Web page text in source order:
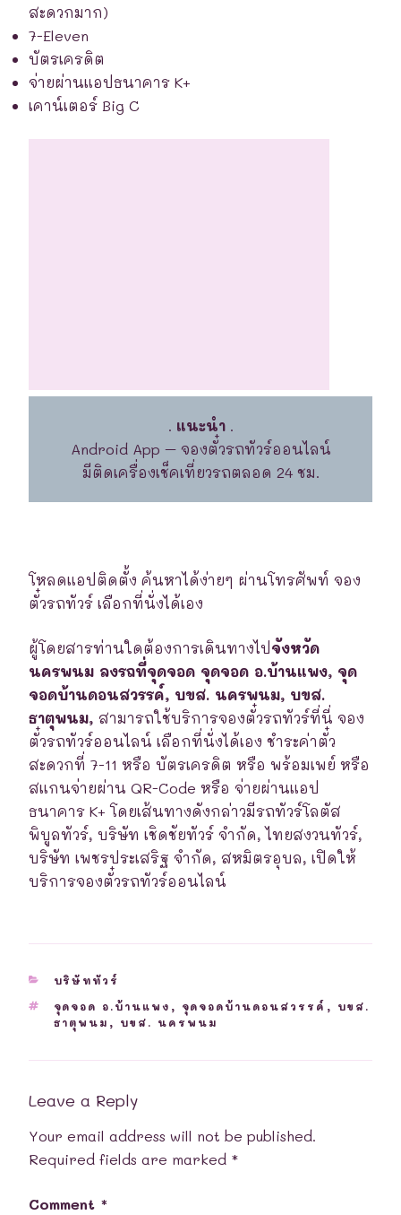
สะดวกมาก)
7-Eleven
บัตรเครดิต
จ่ายผ่านแอปธนาคาร K+
เคาน์เตอร์ Big C
. แนะนำ.
Android App – จองตั๋วรถทัวร์ออนไลน์
มีติดเครื่องเช็คเที่ยวรถตลอด 24 ชม.
โหลดแอปติดตั้ง ค้นหาได้ง่ายๆ ผ่านโทรศัพท์ จอง
ตั๋วรถทัวร์ เลือกที่นั่งได้เอง
ผู้โดยสารท่านใดต้องการเดินทางไป จังหวัด
นครพนม ลงรถที่จุดจอด จุดจอด อ.บ้านแพง, จุด
จอดบ้านดอนสวรรค์, บขส. นครพนม, บขส.
ธาตุพนม, สามารถใช้บริการจองตั๋วรถทัวร์ที่นี่ จอง
ตั๋วรถทัวร์ออนไลน์ เลือกที่นั่งได้เอง ชำระค่าตั๋ว
สะดวกที่ 7-11 หรือ บัตรเครดิต หรือ พร้อมเพย์ หรือ
สแกนจ่ายผ่าน QR-Code หรือ จ่ายผ่านแอป
ธนาคาร K+ โดยเส้นทางดังกล่าวมีรถทัวร์โลตัส
พิบูลทัวร์, บริษัท เชิดชัยทัวร์ จำกัด, ไทยสงวนทัวร์,
บริษัท เพชรประเสริฐ จำกัด, สหมิตรอุบล, เปิดให้
บริการจองตั๋วรถทัวร์ออนไลน์
CATEGORIES
บริษัททัวร์
TAGS
จุดจอด อ.บ้านแพง , จุดจอดบ้านดอนสวรรค์ , บขส.
ธาตุพนม , บขส. นครพนม
Leave a Reply
Your email address will not be published.
Required fields are marked *
Comment *